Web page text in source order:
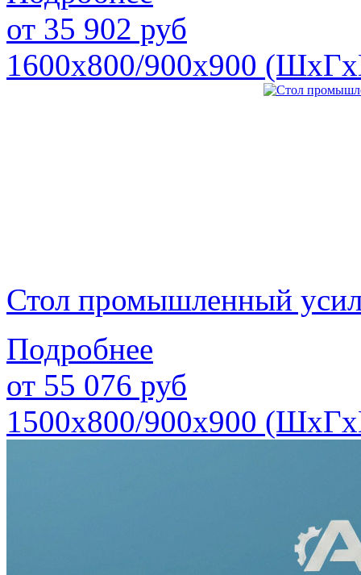
от 35 902 руб
1600х800/900х900
Стол промышленный
Подробнее
от 55 076 руб
1500х800/900х900